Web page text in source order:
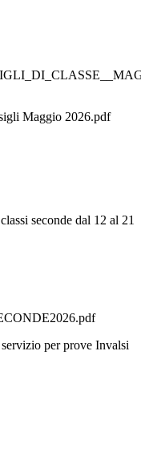
Maggio 2026.pdf
seconde dal 12 al 21
per prove Invalsi